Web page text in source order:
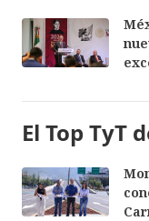
El Top TyT